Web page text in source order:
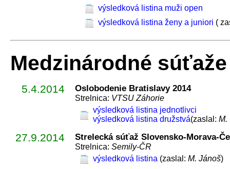
výsledková listina muži open
výsledková listina ženy a juniori (
Medzinárodné súťaže
5.4.2014 Oslobodenie Bratislavy 2014
Strelnica: VTSU Záhorie
výsledková listina jednotlivci
výsledková listina družstvá(zaslal: M.
27.9.2014 Strelecká súťaž Slovensko-Morava-
Strelnica: Semily-ČR
výsledková listina (zaslal: M. Jánoš)